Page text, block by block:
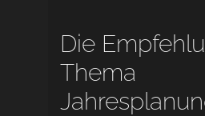
Die
Thema